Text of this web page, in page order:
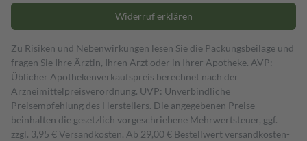
Widerruf erklären
Zu Risiken und Nebenwirkungen lesen Sie die Packungsbeilage und
fragen Sie Ihre Ärztin, Ihren Arzt oder in Ihrer Apotheke. AVP:
Üblicher Apothekenverkaufspreis berechnet nach der
Arzneimittelpreisverordnung. UVP: Unverbindliche
Preisempfehlung des Herstellers. Die angegebenen Preise
beinhalten die gesetzlich vorgeschriebene Mehrwertsteuer, ggf.
zzgl. 3,95 € Versandkosten. Ab 29,00 € Bestell­wert versand­kosten­